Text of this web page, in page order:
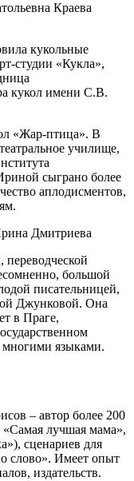
кукольные
студии «Кукла»,
кукол имени С.В.
«Жар-птица». В
училище,
сыграно более
аплодисментов,
переводческой
большой
писательницей,
Джунковой. Она
в Праге,
многими языками.
– автор более 200
«Самая лучшая мама»,
сценариев для
слово». Имеет опыт
издательств.